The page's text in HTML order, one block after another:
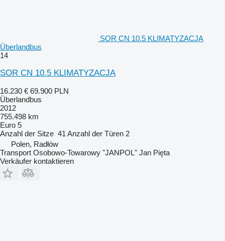
SOR CN 10.5 KLIMATYZACJA
Überlandbus
14
SOR CN 10.5 KLIMATYZACJA
16.230 € 69.900 PLN
Überlandbus
2012
755.498 km
Euro 5
Anzahl der Sitze 41 Anzahl der Türen 2
Polen, Radłów
Transport Osobowo-Towarowy "JANPOL" Jan Pięta
Verkäufer kontaktieren